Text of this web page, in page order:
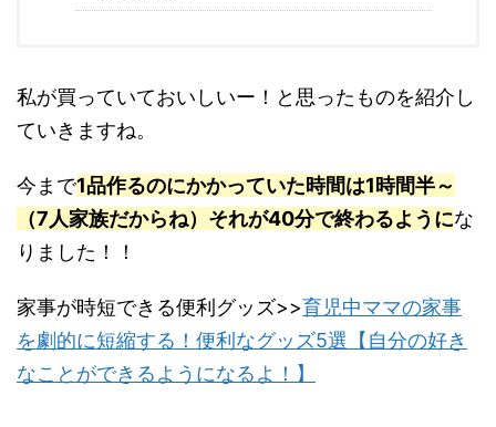
私が買っていておいしいー！と思ったものを紹介し
ていきますね。
今まで1品作るのにかかっていた時間は1時間半～
（7人家族だからね）それが40分で終わるようにな
りました！！
家事が時短できる便利グッズ>>育児中ママの家事
を劇的に短縮する！便利なグッズ5選【自分の好き
なことができるようになるよ！】